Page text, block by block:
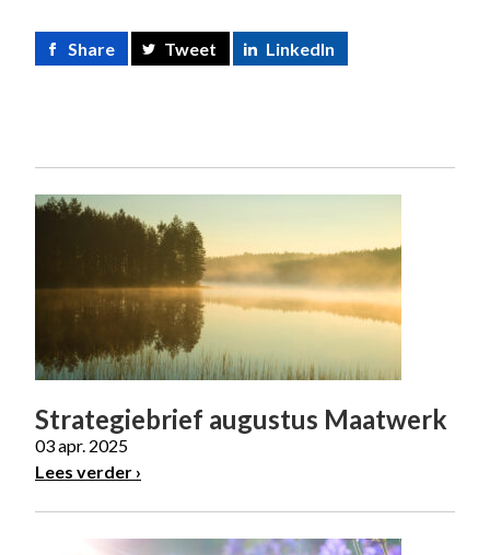
Share Tweet LinkedIn
Strategiebrief augustus Maatwerk
03 apr. 2025
Lees verder